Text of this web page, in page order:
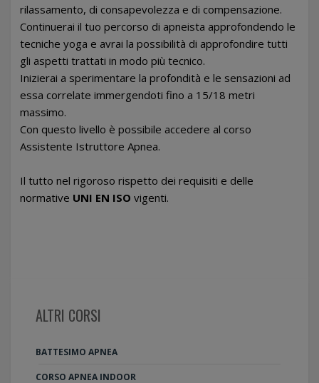
rilassamento, di consapevolezza e di compensazione.
Continuerai il tuo percorso di apneista approfondendo le
tecniche yoga e avrai la possibilità di approfondire tutti
gli aspetti trattati in modo più tecnico.
Inizierai a sperimentare la profondità e le sensazioni ad
essa correlate immergendoti fino a 15/18 metri
massimo.
Con questo livello è possibile accedere al corso
Assistente Istruttore Apnea.
Il tutto nel rigoroso rispetto dei requisiti e delle
normative UNI EN ISO vigenti.
ALTRI CORSI
BATTESIMO APNEA
CORSO APNEA INDOOR